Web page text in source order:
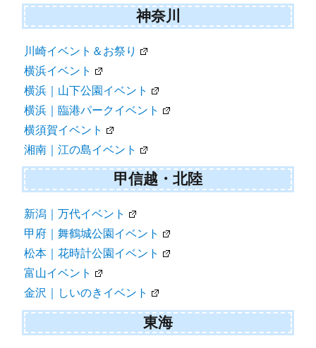
東京｜お台場イベント
東京｜品川イベント
東京｜立川イベント
川崎イベント＆お祭り
横浜イベント
横浜｜山下公園イベント
横浜｜臨港パークイベント
横須賀イベント
湘南｜江の島イベント
甲信越・北陸
新潟｜万代イベント
甲府｜舞鶴城公園イベント
松本｜花時計公園イベント
富山イベント